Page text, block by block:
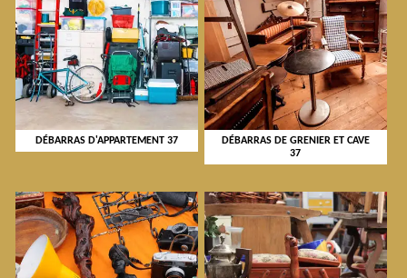
DÉBARRAS D'APPARTEMENT 37
DÉBARRAS DE GRENIER ET CAVE
37